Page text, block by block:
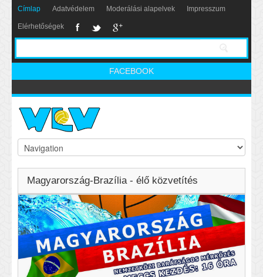
Címlap Adatvédelem Moderálási alapelvek Impresszum
Elérhetőségek
FACEBOOK
Magyarország-Brazília - élő közvetítés